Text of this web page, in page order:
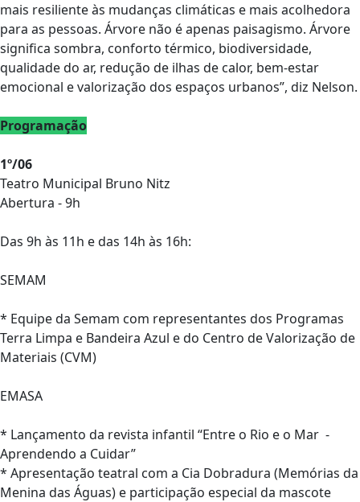
mais resiliente às mudanças climáticas e mais acolhedora
para as pessoas. Árvore não é apenas paisagismo. Árvore
significa sombra, conforto térmico, biodiversidade,
qualidade do ar, redução de ilhas de calor, bem-estar
emocional e valorização dos espaços urbanos”, diz Nelson.
Programação
1º/06
Teatro Municipal Bruno Nitz
Abertura - 9h
Das 9h às 11h e das 14h às 16h:
SEMAM
* Equipe da Semam com representantes dos Programas
Terra Limpa e Bandeira Azul e do Centro de Valorização de
Materiais (CVM)
EMASA
* Lançamento da revista infantil “Entre o Rio e o Mar -
Aprendendo a Cuidar”
* Apresentação teatral com a Cia Dobradura (Memórias da
Menina das Águas) e participação especial da mascote